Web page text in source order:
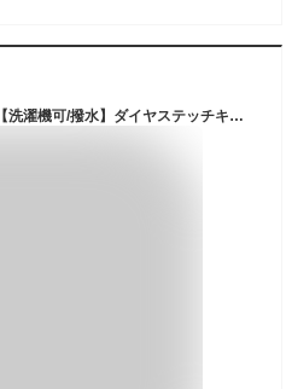
【SALE／30%OFF】any FAM 【洗濯機可/撥水】ダイヤステッチキルトダウン エニィファム ジャケット・アウター ダウンジャケット・ダウンベスト ブラック ベージュ【送料無料】